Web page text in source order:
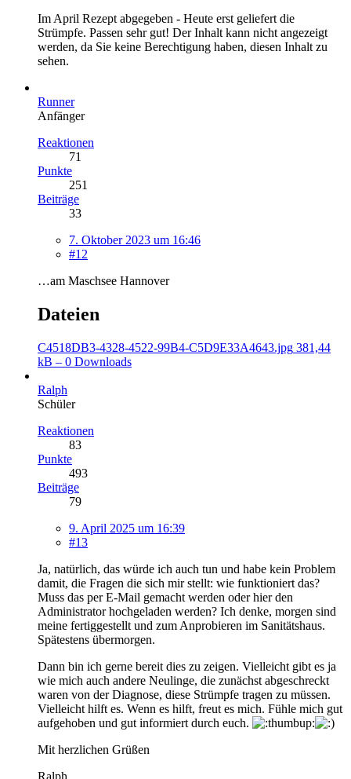
Im April Rezept abgegeben - Heute erst geliefert die
Strümpfe. Passen sehr gut! Der Inhalt kann nicht angezeigt
werden, da Sie keine Berechtigung haben, diesen Inhalt zu
sehen.
Runner
Anfänger
Reaktionen
71
Punkte
251
Beiträge
33
7. Oktober 2023 um 16:46
#12
…am Maschsee Hannover
Dateien
C4518DB3-4328-4522-99B4-C5D9E33A4643.jpg 381,44
kB – 0 Downloads
Ralph
Schüler
Reaktionen
83
Punkte
493
Beiträge
79
9. April 2025 um 16:39
#13
Ja, natürlich, das würde ich auch tun und habe kein Problem
damit, die Fragen die sich mir stellt: wie funktioniert das?
Muss das per E-Mail gemacht werden oder hier den
Administrator hochgeladen werden? Ich denke, morgen sind
meine fertiggestellt und zum Anprobieren im Sanitätshaus.
Spätestens übermorgen.
Dann bin ich gerne bereit dies zu zeigen. Vielleicht gibt es ja
wie mich auch andere Neulinge, die zunächst abgeschreckt
waren von der Diagnose, diese Strümpfe tragen zu müssen.
Vielleicht hilft es. Wenn es hilft, freut es mich. Fühle mich gut
aufgehoben und gut informiert durch euch.
Mit herzlichen Grüßen
Ralph